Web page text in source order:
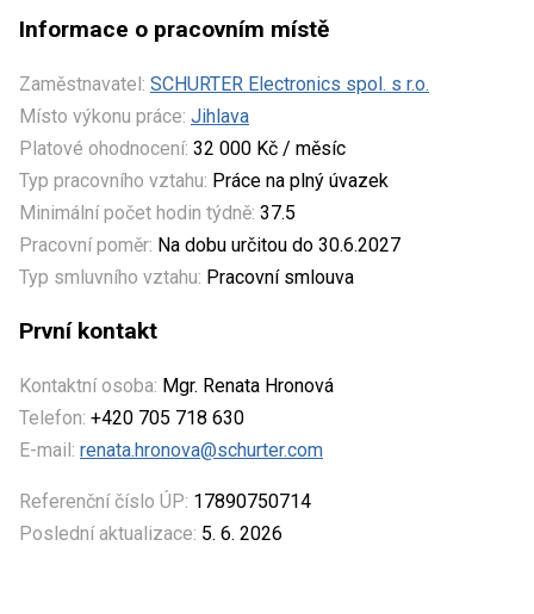
Informace o pracovním místě
Zaměstnavatel: SCHURTER Electronics spol. s r.o.
Místo výkonu práce: Jihlava
Platové ohodnocení: 32 000 Kč / měsíc
Typ pracovního vztahu: Práce na plný úvazek
Minimální počet hodin týdně: 37.5
Pracovní poměr: Na dobu určitou do 30.6.2027
Typ smluvního vztahu: Pracovní smlouva
První kontakt
Kontaktní osoba: Mgr. Renata Hronová
Telefon: +420 705 718 630
E-mail: renata.hronova@schurter.com
Referenční číslo ÚP: 17890750714
Poslední aktualizace: 5. 6. 2026